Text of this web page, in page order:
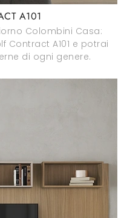
A101
Colombini Casa:
Contract A101 e potrai
di ogni genere.